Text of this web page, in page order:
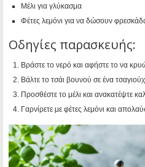
Μέλι για γλύκασμα
Φέτες λεμόνι για να δώσουν
Οδηγίες παρασκευής:
Βράστε το νερό και αφήστε το να
Βάλτε το τσάι βουνού σε ένα
Προσθέστε το μέλι και ανακατέψτε
Γαρνίρετε με φέτες λεμόνι και